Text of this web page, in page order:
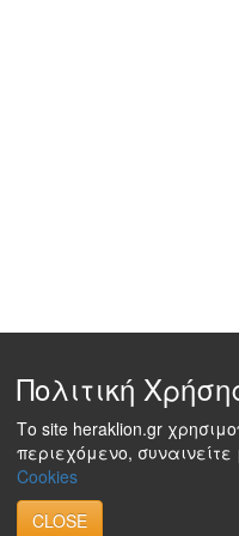
Πολιτική
Το site heraklion.gr
περιεχόμενο,
Cookies
CLOSE